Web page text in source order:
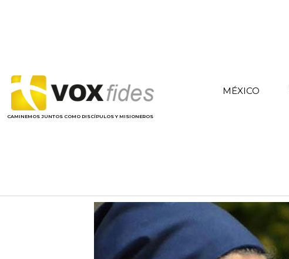
CAMINEMOS JUNTOS COMO DISCÍPULOS Y MISIONEROS
MÉXICO